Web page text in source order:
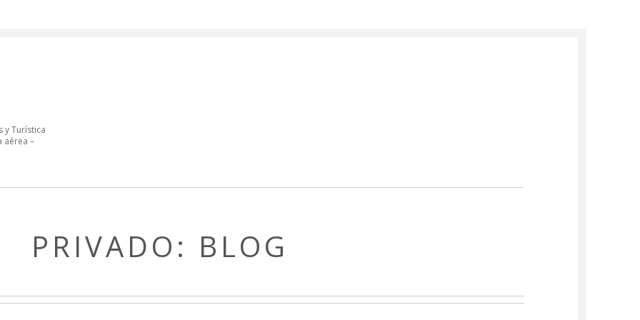
y Turística
aérea –
PRIVADO: BLOG